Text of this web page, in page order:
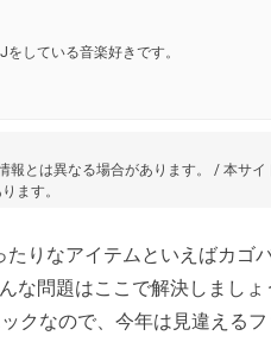
している音楽好きです。
とは異なる場合があります。 / 本サ
ます。
りなアイテムといえばカゴ
な問題はここで解決しましょ
クなので、今年は見違える